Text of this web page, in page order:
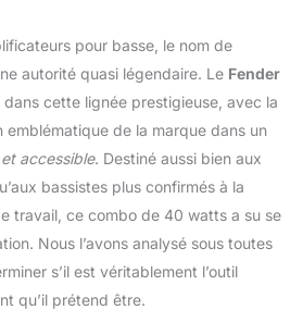
pour basse, le nom de
autorité quasi légendaire. Le Fender
dans cette lignée prestigieuse, avec la
emblématique de la marque dans un
accessible. Destiné aussi bien aux
bassistes plus confirmés à la
travail, ce combo de 40 watts a su se
Nous l’avons analysé sous toutes
s’il est véritablement l’outil
qu’il prétend être.